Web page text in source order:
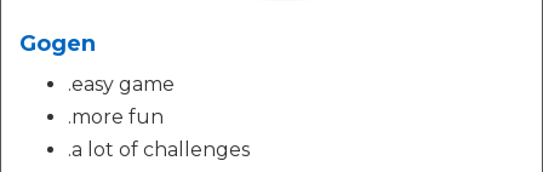
Gogen
.easy game
.more fun
.a lot of challenges